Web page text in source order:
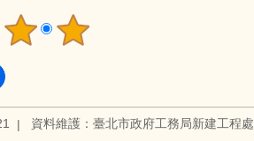
資料維護：臺北市政府工務局新建工程處